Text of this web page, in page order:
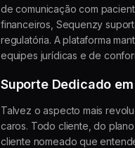
de comunicação com
financeiros, Sequenzy
regulatória. A plataforma
equipes jurídicas e de
Suporte Dedicado
Talvez o aspecto mais
caros. Todo cliente, do
cliente nomeado que